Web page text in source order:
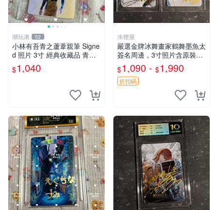
潮玩港 52
小林有吾青之蘆葦親筆 Signe
d 照片 3寸 經典收藏品 青之
蘆葦限量版 周邊 相框裝裱 青
之蘆葦 簽名照 小林有吾
$1,040
水狸屋
嚴選金牌冰舞畫家鶴舞墨魚太
簽名周邊，3寸照片含原裝卡
磚。收藏自用，面簽確保證
實。 冰舞 簽名 周邊
$1,090 - $1,990
折扣碼